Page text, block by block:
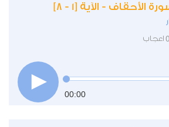
الأحقاف - الآية [1 - 8]
0 اعجاب
00:00